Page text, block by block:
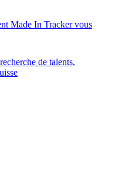
Made In Tracker vous
de talents,